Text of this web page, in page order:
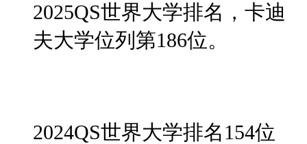
2025QS世界大学排名，卡迪
夫大学位列第186位。
2024QS世界大学排名154位